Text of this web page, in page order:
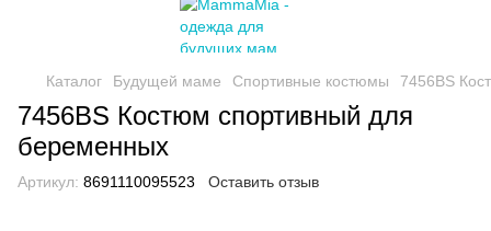
Каталог Будущей маме Спортивные костюмы 7456BS
7456BS Костюм спортивный для
беременных
Артикул: 8691110095523 Оставить отзыв